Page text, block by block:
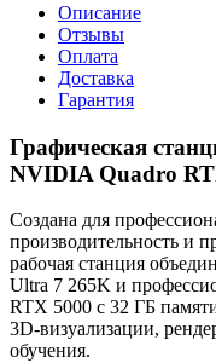
Описание
Отзывы
Оплата
Доставка
Гарантия
Графическая
NVIDIA Quadro
Создана для
производительность и
рабочая станция
Ultra 7 265K и
RTX 5000 с 32 ГБ
3D-визуализации,
обучения.